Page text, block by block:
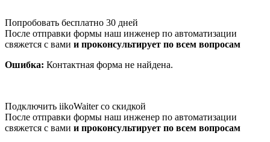
Попробовать бесплатно 30 дней
После отправки формы наш инженер по автоматизации
свяжется с вами и проконсультирует по всем вопросам
Ошибка: Контактная форма не найдена.
Подключить iikoWaiter со скидкой
После отправки формы наш инженер по автоматизации
свяжется с вами и проконсультирует по всем вопросам